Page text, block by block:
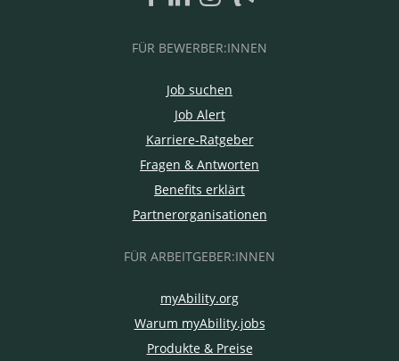
FÜR BEWERBER:INNEN
Job suchen
Job Alert
Karriere-Ratgeber
Fragen & Antworten
Benefits erklärt
Partnerorganisationen
FÜR ARBEITGEBER:INNEN
myAbility.org
Warum myAbility.jobs
Produkte & Preise